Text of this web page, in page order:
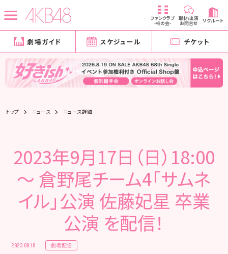
ファンクラブ
-柱の会-
取材/出演
お問合せ リクルート
劇場ガイド スケジュール チケット
トップ ニュース ニュース詳細
2023年9月17日（日）18:00
～ 倉野尾チーム4「サムネ
イル」公演 佐藤妃星 卒業
公演 を配信！
2023.09.18 劇場配信